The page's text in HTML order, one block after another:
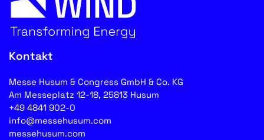
Kontakt
Messe Husum & Congress GmbH & Co. KG
Am Messeplatz 12-18, 25813 Husum
+49 4841 902-0
info@messehusum.com
messehusum.com